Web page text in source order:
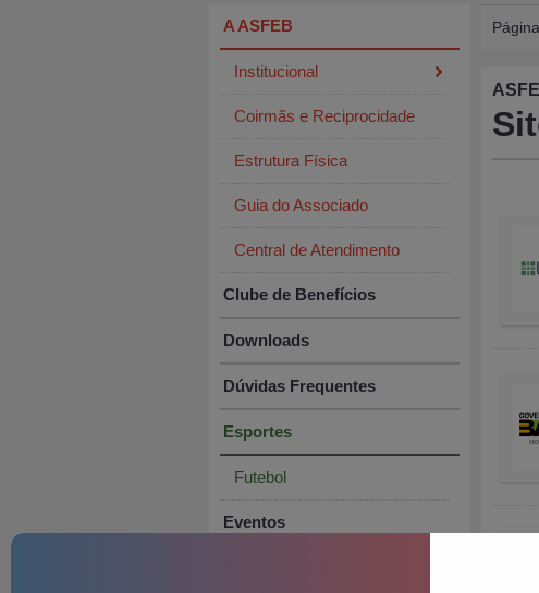
A ASFEB
Institucional
Coirmãs e Reciprocidade
Estrutura Física
Guia do Associado
Central de Atendimento
Clube de Benefícios
Downloads
Dúvidas Frequentes
Esportes
Futebol
Eventos